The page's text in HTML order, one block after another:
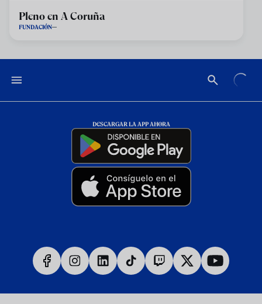
Pleno en A Coruña
FUNDACIÓN
DESCARGAR LA APP AHORA